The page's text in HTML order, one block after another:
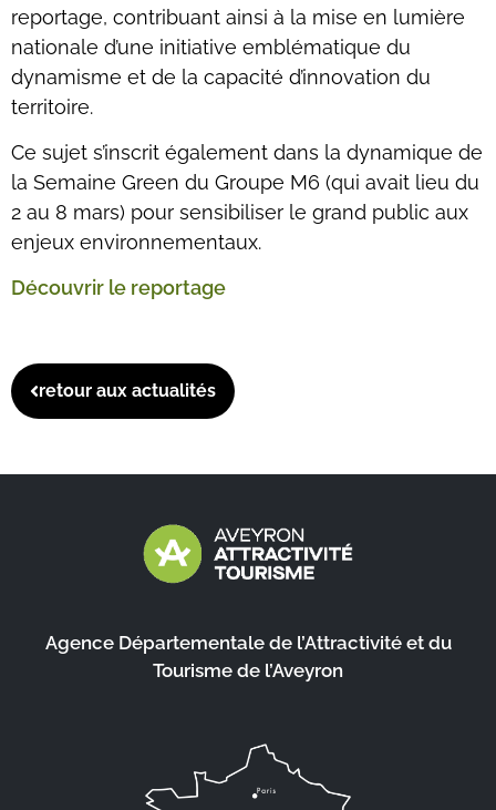
reportage, contribuant ainsi à la mise en lumière
nationale d’une initiative emblématique du
dynamisme et de la capacité d’innovation du
territoire.
Ce sujet s’inscrit également dans la dynamique de
la Semaine Green du Groupe M6 (qui avait lieu du
2 au 8 mars) pour sensibiliser le grand public aux
enjeux environnementaux.
Découvrir le reportage
retour aux actualités
Agence Départementale de l’Attractivité et du
Tourisme de l’Aveyron